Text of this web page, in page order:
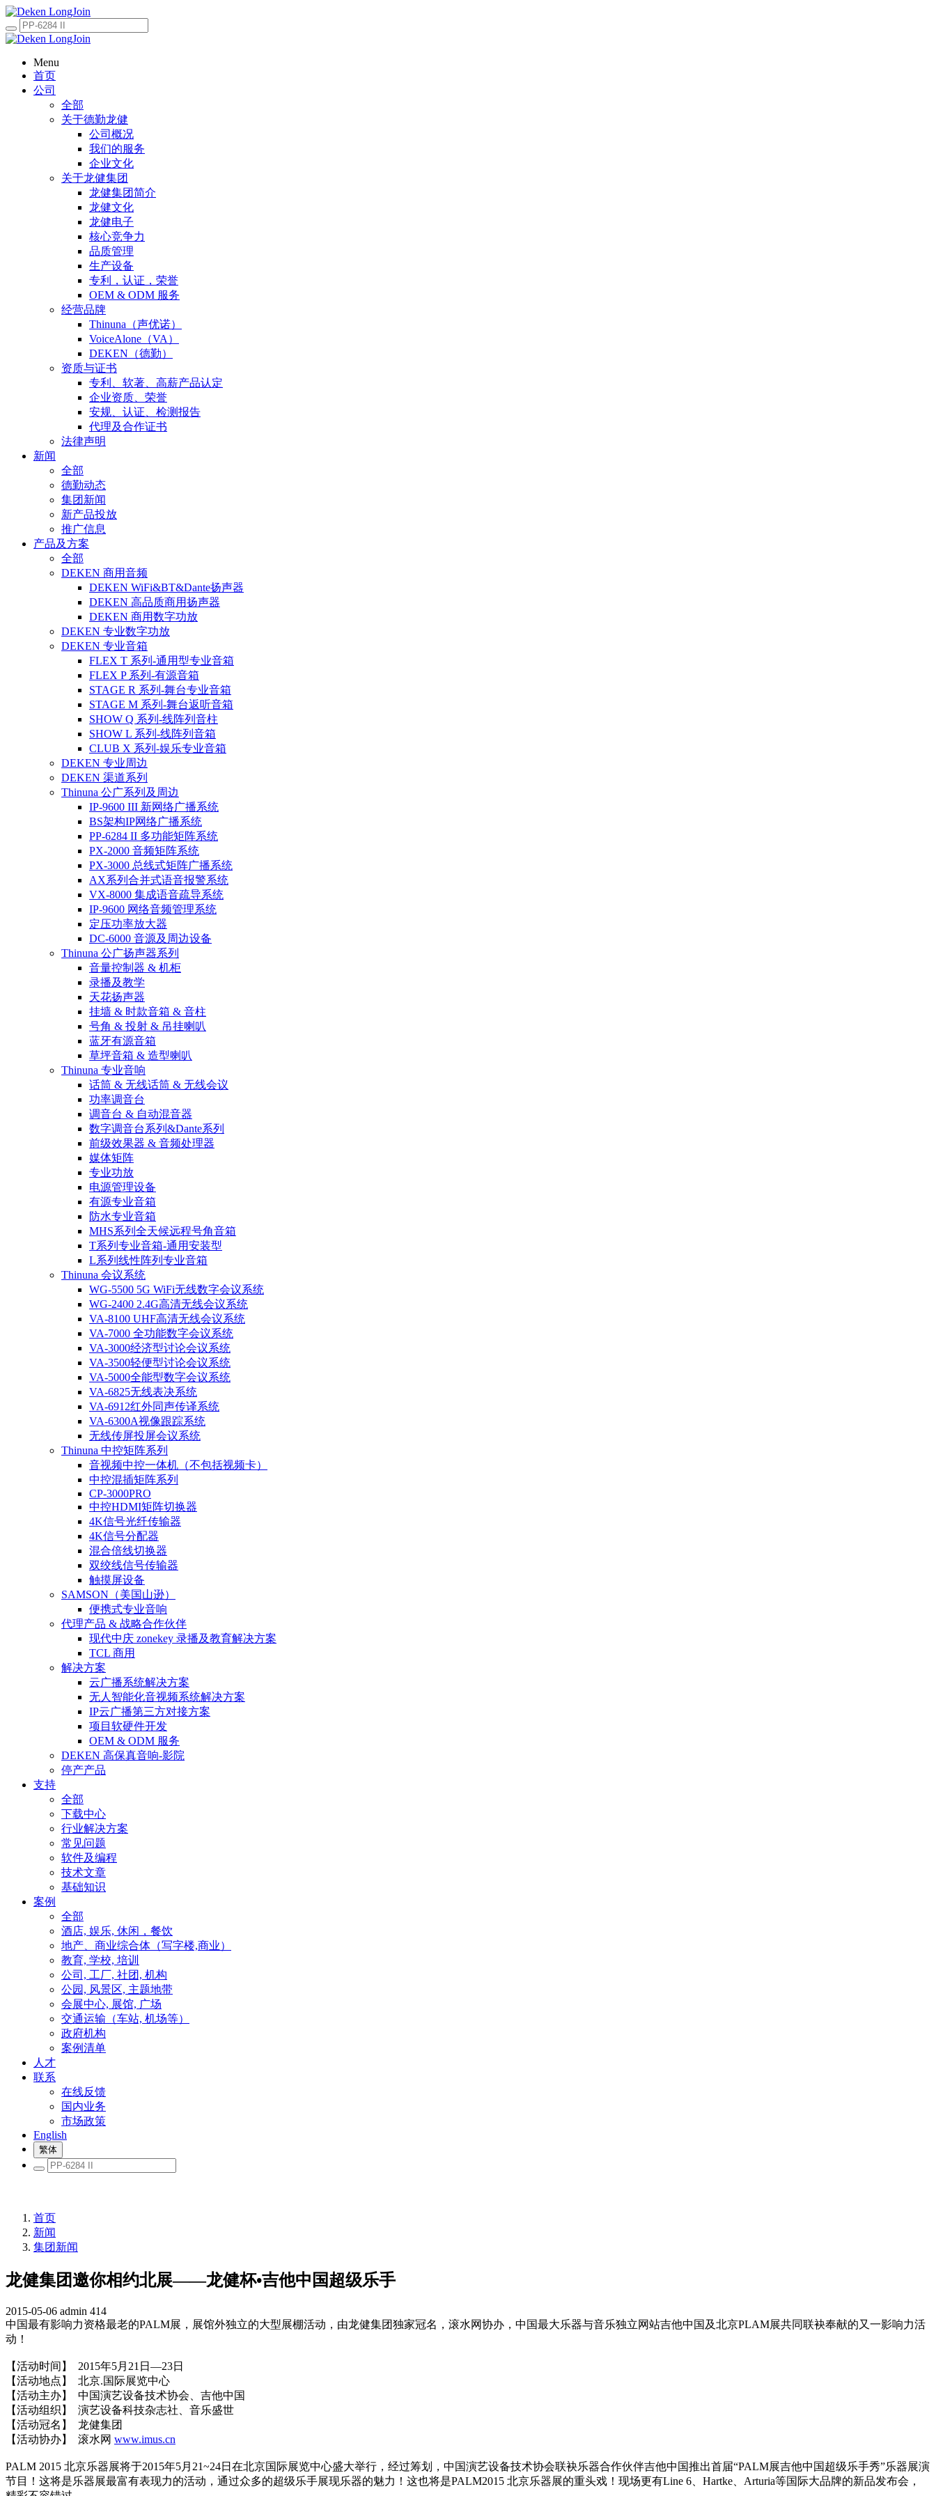
Menu
首页
公司
全部
关于德勤龙健
公司概况
我们的服务
企业文化
关于龙健集团
龙健集团简介
龙健文化
龙健电子
核心竞争力
品质管理
生产设备
专利，认证，荣誉
OEM & ODM 服务
经营品牌
Thinuna（声优诺）
VoiceAlone（VA）
DEKEN（德勤）
资质与证书
专利、软著、高薪产品认定
企业资质、荣誉
安规、认证、检测报告
代理及合作证书
法律声明
新闻
全部
德勤动态
集团新闻
新产品投放
推广信息
产品及方案
全部
DEKEN 商用音频
DEKEN WiFi&BT&Dante扬声器
DEKEN 高品质商用扬声器
DEKEN 商用数字功放
DEKEN 专业数字功放
DEKEN 专业音箱
FLEX T 系列-通用型专业音箱
FLEX P 系列-有源音箱
STAGE R 系列-舞台专业音箱
STAGE M 系列-舞台返听音箱
SHOW Q 系列-线阵列音柱
SHOW L 系列-线阵列音箱
CLUB X 系列-娱乐专业音箱
DEKEN 专业周边
DEKEN 渠道系列
Thinuna 公广系列及周边
IP-9600 III 新网络广播系统
BS架构IP网络广播系统
PP-6284 II 多功能矩阵系统
PX-2000 音频矩阵系统
PX-3000 总线式矩阵广播系统
AX系列合并式语音报警系统
VX-8000 集成语音疏导系统
IP-9600 网络音频管理系统
定压功率放大器
DC-6000 音源及周边设备
Thinuna 公广扬声器系列
音量控制器 & 机柜
录播及教学
天花扬声器
挂墙 & 时款音箱 & 音柱
号角 & 投射 & 吊挂喇叭
蓝牙有源音箱
草坪音箱 & 造型喇叭
Thinuna 专业音响
话筒 & 无线话筒 & 无线会议
功率调音台
调音台 & 自动混音器
数字调音台系列&Dante系列
前级效果器 & 音频处理器
媒体矩阵
专业功放
电源管理设备
有源专业音箱
防水专业音箱
MHS系列全天候远程号角音箱
T系列专业音箱-通用安装型
L系列线性阵列专业音箱
Thinuna 会议系统
WG-5500 5G WiFi无线数字会议系统
WG-2400 2.4G高清无线会议系统
VA-8100 UHF高清无线会议系统
VA-7000 全功能数字会议系统
VA-3000经济型讨论会议系统
VA-3500轻便型讨论会议系统
VA-5000全能型数字会议系统
VA-6825无线表决系统
VA-6912红外同声传译系统
VA-6300A视像跟踪系统
无线传屏投屏会议系统
Thinuna 中控矩阵系列
音视频中控一体机（不包括视频卡）
中控混插矩阵系列
CP-3000PRO
中控HDMI矩阵切换器
4K信号光纤传输器
4K信号分配器
混合倍线切换器
双绞线信号传输器
触摸屏设备
SAMSON（美国山逊）
便携式专业音响
代理产品 & 战略合作伙伴
现代中庆 zonekey 录播及教育解决方案
TCL 商用
解决方案
云广播系统解决方案
无人智能化音视频系统解决方案
IP云广播第三方对接方案
项目软硬件开发
OEM & ODM 服务
DEKEN 高保真音响-影院
停产产品
支持
全部
下载中心
行业解决方案
常见问题
软件及编程
技术文章
基础知识
案例
全部
酒店, 娱乐, 休闲，餐饮
地产、商业综合体（写字楼,商业）
教育, 学校, 培训
公司, 工厂, 社团, 机构
公园, 风景区, 主题地带
会展中心, 展馆, 广场
交通运输（车站, 机场等）
政府机构
案例清单
人才
联系
在线反馈
国内业务
市场政策
English
繁体
首页
新闻
集团新闻
龙健集团邀你相约北展——龙健杯•吉他中国超级乐手
2015-05-06 admin 414
中国最有影响力资格最老的PALM展，展馆外独立的大型展棚活动，由龙健集团独家冠名，滚水网协办，中国最大乐器与音乐独立网站吉他中国及北京PLAM展共同联袂奉献的又一影响力活
动！
【活动时间】 2015年5月21日—23日
【活动地点】 北京.国际展览中心
【活动主办】 中国演艺设备技术协会、吉他中国
【活动组织】 演艺设备科技杂志社、音乐盛世
【活动冠名】 龙健集团
【活动协办】 滚水网 www.imus.cn
PALM 2015 北京乐器展将于2015年5月21~24日在北京国际展览中心盛大举行，经过筹划，中国演艺设备技术协会联袂乐器合作伙伴吉他中国推出首届“PALM展吉他中国超级乐手秀”乐器展演
节目！这将是乐器展最富有表现力的活动，通过众多的超级乐手展现乐器的魅力！这也将是PALM2015 北京乐器展的重头戏！现场更有Line 6、Hartke、Arturia等国际大品牌的新品发布会，